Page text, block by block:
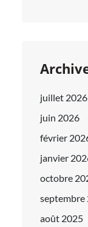
juillet 2026
juin 2026
février
janvier
octobre
septembre
août 2025